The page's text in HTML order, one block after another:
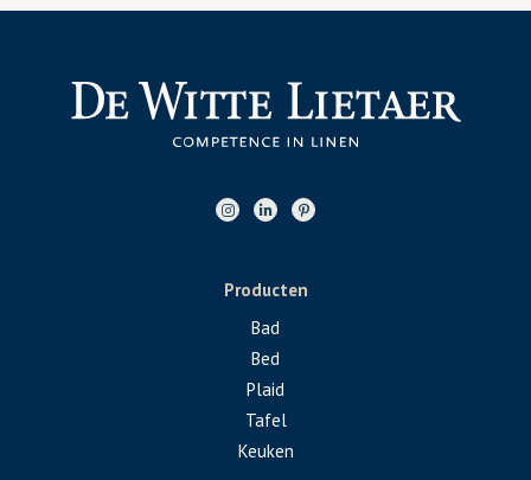
Producten
Bad
Bed
Plaid
Tafel
Keuken